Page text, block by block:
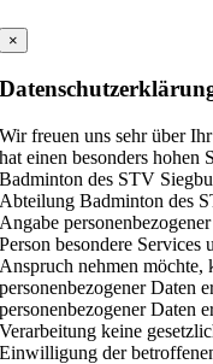
×
Wir freuen uns sehr über
hat einen besonders
Badminton des STV
Abteilung Badminton des
Angabe
Person besondere Services
Anspruch nehmen möchte,
personenbezogener Daten
personenbezogener Daten
Verarbeitung keine
Einwilligung der